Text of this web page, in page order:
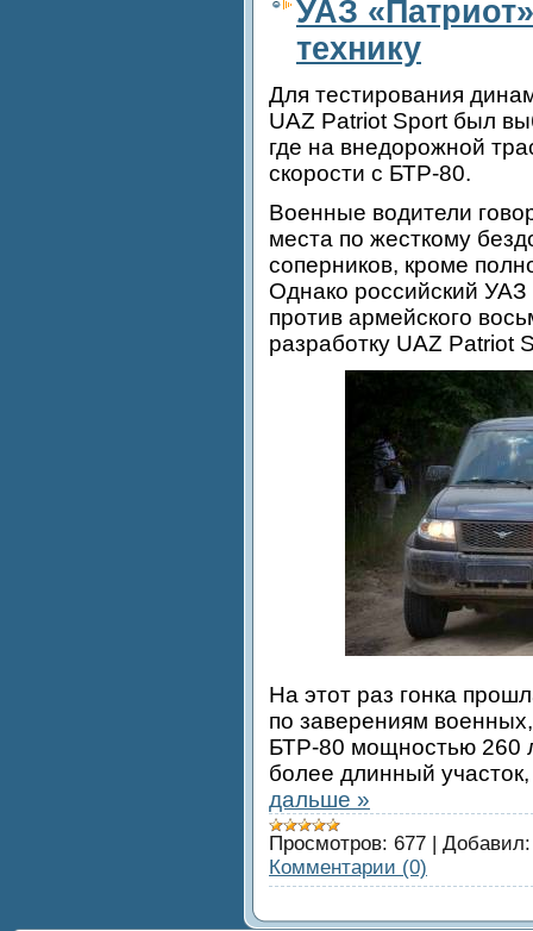
УАЗ
технику
Для тестирования
UAZ Patriot Sport был
где на внедорожной
скорости с БТР-80.
Военные водители
места по жесткому
соперников, кроме
Однако российский
против армейского
разработку UAZ Patriot
На этот раз гонка
по заверениям
БТР-80 мощностью 260
более длинный
дальше »
Просмотров: 677 | Добавил:
Комментарии (0)